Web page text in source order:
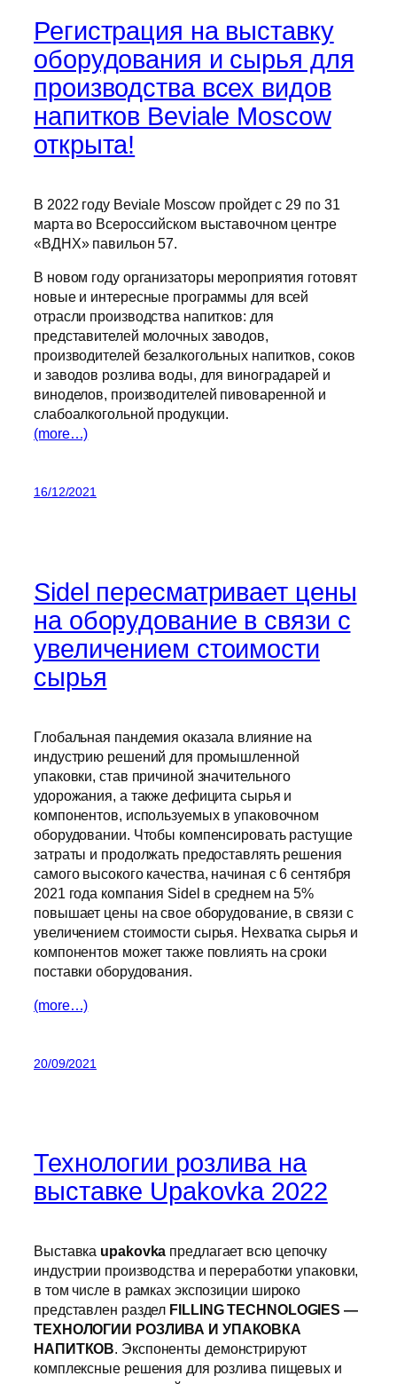
Регистрация на выставку
оборудования и сырья для
производства всех видов
напитков Beviale Moscow
открыта!
В 2022 году Beviale Moscow пройдет с 29 по 31
марта во Всероссийском выставочном центре
«ВДНХ» павильон 57.
В новом году организаторы мероприятия готовят
новые и интересные программы для всей
отрасли производства напитков: для
представителей молочных заводов,
производителей безалкогольных напитков, соков
и заводов розлива воды, для виноградарей и
виноделов, производителей пивоваренной и
слабоалкогольной продукции.
(more…)
16/12/2021
Sidel пересматривает цены
на оборудование в связи с
увеличением стоимости
сырья
Глобальная пандемия оказала влияние на
индустрию решений для промышленной
упаковки, став причиной значительного
удорожания, а также дефицита сырья и
компонентов, используемых в упаковочном
оборудовании. Чтобы компенсировать растущие
затраты и продолжать предоставлять решения
самого высокого качества, начиная с 6 сентября
2021 года компания Sidel в среднем на 5%
повышает цены на свое оборудование, в связи с
увеличением стоимости сырья. Нехватка сырья и
компонентов может также повлиять на сроки
поставки оборудования.
(more…)
20/09/2021
Технологии розлива на
выставке Upakovka 2022
Выставка upakovka предлагает всю цепочку
индустрии производства и переработки упаковки,
в том числе в рамках экспозиции широко
представлен раздел FILLING TECHNOLOGIES —
ТЕХНОЛОГИИ РОЗЛИВА И УПАКОВКА
НАПИТКОВ. Экспоненты демонстрируют
комплексные решения для розлива пищевых и